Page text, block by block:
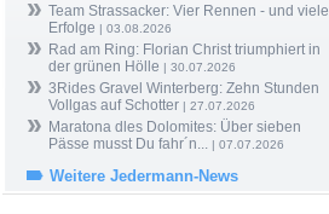
Team Strassacker: Vier Rennen - und viele
Erfolge | 03.08.2026
Rad am Ring: Florian Christ triumphiert in
der grünen Hölle | 30.07.2026
3Rides Gravel Winterberg: Zehn Stunden
Vollgas auf Schotter | 27.07.2026
Maratona dles Dolomites: Über sieben
Pässe musst Du fahr´n... | 07.07.2026
Weitere Jedermann-News